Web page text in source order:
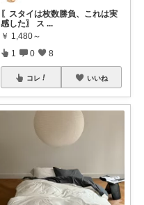
〖スタイは枚数勝負、これは実
感した〗 ス ...
￥ 1,480～
1 0 8
コレ いいね